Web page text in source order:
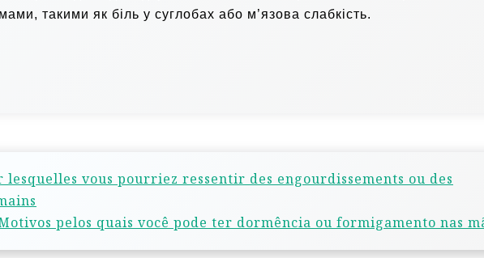
такими як біль у суглобах або м’язова слабкість.
lesquelles vous pourriez ressentir des engourdissements ou des
pelos quais você pode ter dormência ou formigamento nas